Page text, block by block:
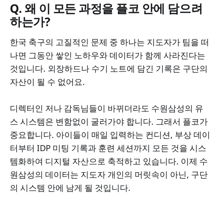
Q. 왜 이 모든 과정을 플코 안에 담으려
하는가?
한국 축구의 고질적인 문제 중 하나는 지도자가 팀을 떠
나면 그동안 쌓인 노하우와 데이터가 함께 사라진다는
것입니다. 외장하드나 수기 노트에 담긴 기록은 구단의
자산이 될 수 없어요.
디렉터인 저나 감독님들이 바뀌더라도 수원삼성의 유
스 시스템은 변함없이 굴러가야 합니다. 그래서 플코가
중요합니다. 아이들이 매일 입력하는 컨디션, 부상 데이
터부터 IDP 미팅 기록과 훈련 세션까지 모든 것을 시스
템화하여 디지털 자산으로 축적하고 있습니다. 이제 수
원삼성의 데이터는 지도자 개인의 머릿속이 아닌, 구단
의 시스템 안에 남게 될 것입니다.